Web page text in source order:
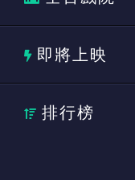
即將上映
排行榜